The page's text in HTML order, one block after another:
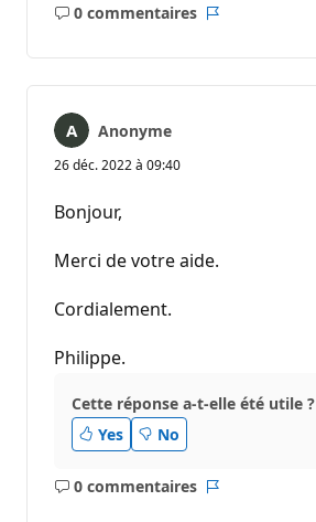
0 commentaires
Aucun
Anonyme
26 déc. 2022 à 09:40
Bonjour,
Merci de votre aide.
Cordialement.
Philippe.
Cette réponse a-t-elle été utile ?
Yes
No
0 commentaires
Aucun